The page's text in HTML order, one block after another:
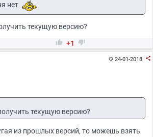
сборки от TOYOTA
нет
текущую версию?
 +1 
24-01-2018 
текущую версию?
из прошлых версий, то можешь взять